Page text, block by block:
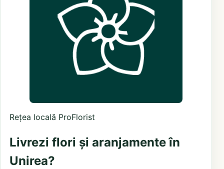
Rețea locală ProFlorist
Livrezi flori și aranjamente în
Unirea?